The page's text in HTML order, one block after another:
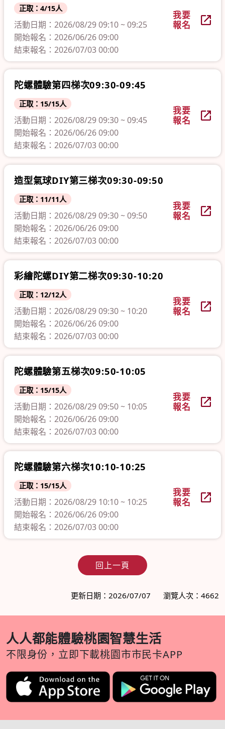
正取：4/15人
活動日期：2026/08/29 09:10 ~ 09:25
開始報名：2026/06/26 09:00
結束報名：2026/07/03 00:00
我要
報名
陀螺體驗第四梯次09:30-09:45
正取：15/15人
活動日期：2026/08/29 09:30 ~ 09:45
開始報名：2026/06/26 09:00
結束報名：2026/07/03 00:00
我要
報名
造型氣球DIY第三梯次09:30-09:50
正取：11/11人
活動日期：2026/08/29 09:30 ~ 09:50
開始報名：2026/06/26 09:00
結束報名：2026/07/03 00:00
我要
報名
彩繪陀螺DIY第二梯次09:30-10:20
正取：12/12人
活動日期：2026/08/29 09:30 ~ 10:20
開始報名：2026/06/26 09:00
結束報名：2026/07/03 00:00
我要
報名
陀螺體驗第五梯次09:50-10:05
正取：15/15人
活動日期：2026/08/29 09:50 ~ 10:05
開始報名：2026/06/26 09:00
結束報名：2026/07/03 00:00
我要
報名
陀螺體驗第六梯次10:10-10:25
正取：15/15人
活動日期：2026/08/29 10:10 ~ 10:25
開始報名：2026/06/26 09:00
結束報名：2026/07/03 00:00
我要
報名
回上一頁
更新日期：2026/07/07 瀏覽人次：4662
人人都能體驗桃園智慧生活
不限身份，立即下載桃園市市民卡APP